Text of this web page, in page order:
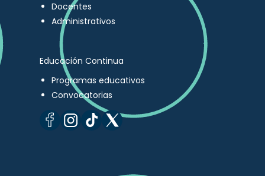
Docentes
Administrativos
Educación Continua
Programas educativos
Convocatorias